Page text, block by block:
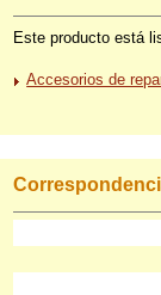
Este producto está
Accesorios de